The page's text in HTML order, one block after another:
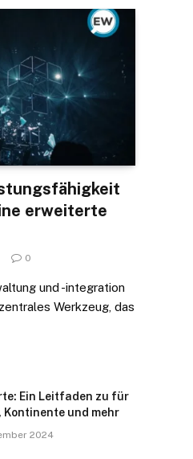
erweiterte
0
und -integration
Werkzeug, das
Ein Leitfaden zu für
Kontinente und mehr
2024